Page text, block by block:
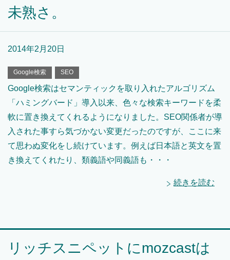
未熟さ。
2014年2月20日
Google検索 SEO
Google検索はセマンティックを取り入れたアルゴリズム
「ハミングバード」導入以来、色々な検索キーワードを柔
軟に置き換えてくれるようになりました。SEO関係者が導
入された事すら気づかない変更だったのですが、ここに来
て思わぬ変化をし続けています。例えば日本語と英文を置
き換えてくれたり、類義語や同義語も・・・
続きを読む
リッチスニペットにmozcastは